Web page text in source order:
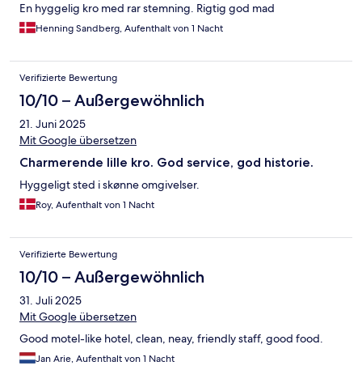
En hyggelig kro med rar stemning. Rigtig god mad
Henning Sandberg, Aufenthalt von 1 Nacht
Verifizierte Bewertung
10/10 – Außergewöhnlich
21. Juni 2025
Mit Google übersetzen
Charmerende lille kro. God service, god historie.
Hyggeligt sted i skønne omgivelser.
Roy, Aufenthalt von 1 Nacht
Verifizierte Bewertung
10/10 – Außergewöhnlich
31. Juli 2025
Mit Google übersetzen
Good motel-like hotel, clean, neay, friendly staff, good food.
Jan Arie, Aufenthalt von 1 Nacht